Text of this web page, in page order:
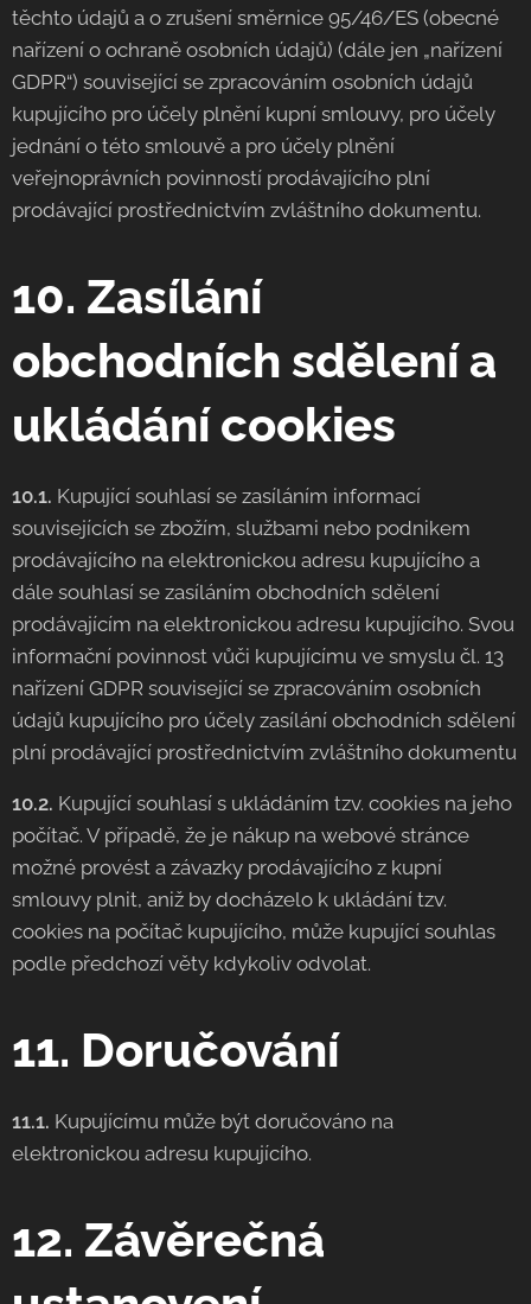
těchto údajů a o zrušení směrnice 95/46/ES (obecné
nařízení o ochraně osobních údajů) (dále jen „nařízení
GDPR“) související se zpracováním osobních údajů
kupujícího pro účely plnění kupní smlouvy, pro účely
jednání o této smlouvě a pro účely plnění
veřejnoprávních povinností prodávajícího plní
prodávající prostřednictvím zvláštního dokumentu.
10. Zasílání
obchodních sdělení a
ukládání cookies
10.1. Kupující souhlasí se zasíláním informací
souvisejících se zbožím, službami nebo podnikem
prodávajícího na elektronickou adresu kupujícího a
dále souhlasí se zasíláním obchodních sdělení
prodávajícím na elektronickou adresu kupujícího. Svou
informační povinnost vůči kupujícímu ve smyslu čl. 13
nařízení GDPR související se zpracováním osobních
údajů kupujícího pro účely zasílání obchodních sdělení
plní prodávající prostřednictvím zvláštního dokumentu
10.2. Kupující souhlasí s ukládáním tzv. cookies na jeho
počítač. V případě, že je nákup na webové stránce
možné provést a závazky prodávajícího z kupní
smlouvy plnit, aniž by docházelo k ukládání tzv.
cookies na počítač kupujícího, může kupující souhlas
podle předchozí věty kdykoliv odvolat.
11. Doručování
11.1. Kupujícímu může být doručováno na
elektronickou adresu kupujícího.
12. Závěrečná